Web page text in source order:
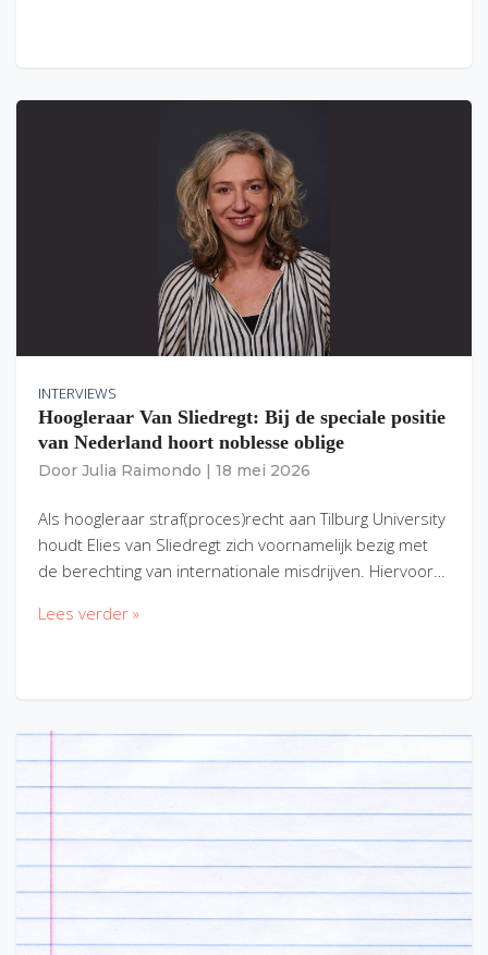
INTERVIEWS
Hoogleraar Van Sliedregt: Bij de speciale positie
van Nederland hoort noblesse oblige
Door Julia Raimondo 18 mei 2026
Als hoogleraar straf(proces)recht aan Tilburg University
houdt Elies van Sliedregt zich voornamelijk bezig met
de berechting van internationale misdrijven. Hiervoor…
Lees verder »